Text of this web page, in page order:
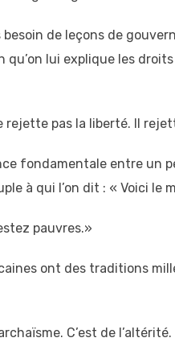
besoin de leçons de
qu’on lui explique les
rejette pas la liberté. Il
fondamentale entre un
à qui l’on dit : « Voici le
pauvres.»
ont des traditions
C’est de